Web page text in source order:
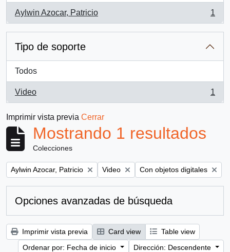
Aylwin Azocar, Patricio
, 1 resultados
1
Tipo de soporte
Todos
Video
, 1 resultados
1
Imprimir vista previa Cerrar
Mostrando 1 resultados
Colecciones
Remove filter:
Aylwin Azocar, Patricio Remove filter:
Video Remove filter:
Con objetos digitales
Opciones avanzadas de búsqueda
Imprimir vista previa Card view
Table view
Ordenar por: Fecha de inicio
Dirección: Descendente